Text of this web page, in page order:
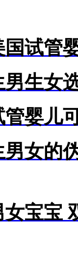
国试管
男生女
管婴儿
男女的
女宝宝